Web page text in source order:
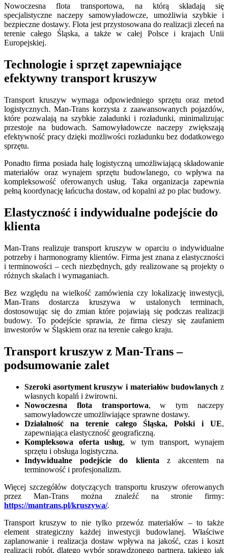
Nowoczesna flota transportowa, na którą składają się
specjalistyczne naczepy samowyładowcze, umożliwia szybkie i
bezpieczne dostawy. Flota jest przystosowana do realizacji zleceń na
terenie całego Śląska, a także w całej Polsce i krajach Unii
Europejskiej.
Technologie i sprzęt zapewniające
efektywny transport kruszyw
Transport kruszyw wymaga odpowiedniego sprzętu oraz metod
logistycznych. Man-Trans korzysta z zaawansowanych pojazdów,
które pozwalają na szybkie załadunki i rozładunki, minimalizując
przestoje na budowach. Samowyładowcze naczepy zwiększają
efektywność pracy dzięki możliwości rozładunku bez dodatkowego
sprzętu.
Ponadto firma posiada halę logistyczną umożliwiającą składowanie
materiałów oraz wynajem sprzętu budowlanego, co wpływa na
kompleksowość oferowanych usług. Taka organizacja zapewnia
pełną koordynację łańcucha dostaw, od kopalni aż po plac budowy.
Elastyczność i indywidualne podejście do
klienta
Man-Trans realizuje transport kruszyw w oparciu o indywidualne
potrzeby i harmonogramy klientów. Firma jest znana z elastyczności
i terminowości – cech niezbędnych, gdy realizowane są projekty o
różnych skalach i wymaganiach.
Bez względu na wielkość zamówienia czy lokalizację inwestycji,
Man-Trans dostarcza kruszywa w ustalonych terminach,
dostosowując się do zmian które pojawiają się podczas realizacji
budowy. To podejście sprawia, że firma cieszy się zaufaniem
inwestorów w Śląskiem oraz na terenie całego kraju.
Transport kruszyw z Man-Trans –
podsumowanie zalet
Szeroki asortyment kruszyw i materiałów budowlanych z
własnych kopalń i żwirowni.
Nowoczesna flota transportowa, w tym naczepy
samowyładowcze umożliwiające sprawne dostawy.
Działalność na terenie całego Śląska, Polski i UE,
zapewniająca elastyczność geograficzną.
Kompleksowa oferta usług, w tym transport, wynajem
sprzętu i obsługa logistyczna.
Indywidualne podejście do klienta z akcentem na
terminowość i profesjonalizm.
Więcej szczegółów dotyczących transportu kruszyw oferowanych
przez Man-Trans można znaleźć na stronie firmy:
https://mantrans.pl/kruszywa/.
Transport kruszyw to nie tylko przewóz materiałów – to także
element strategiczny każdej inwestycji budowlanej. Właściwe
zaplanowanie i realizacja dostaw wpływa na jakość, czas i koszt
realizacji robót, dlatego wybór sprawdzonego partnera, takiego jak